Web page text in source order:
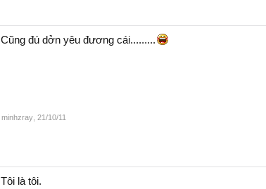
Cũng đú dởn yêu đương cái.........
minhzray 21/10/11
Tôi là tôi.